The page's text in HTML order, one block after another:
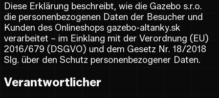
Diese Erklärung beschreibt, wie die Gazebo s.r.o.
die personenbezogenen Daten der Besucher und
Kunden des Onlineshops gazebo-altanky.sk
verarbeitet – im Einklang mit der Verordnung (EU)
2016/679 (DSGVO) und dem Gesetz Nr. 18/2018
Slg. über den Schutz personenbezogener Daten.
Verantwortlicher